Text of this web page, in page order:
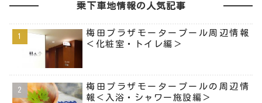
乗下車地情報の人気記事
梅田プラザモータープール周辺情報
＜化粧室・トイレ編＞
梅田プラザモータープールの周辺情
報＜入浴・シャワー施設編＞